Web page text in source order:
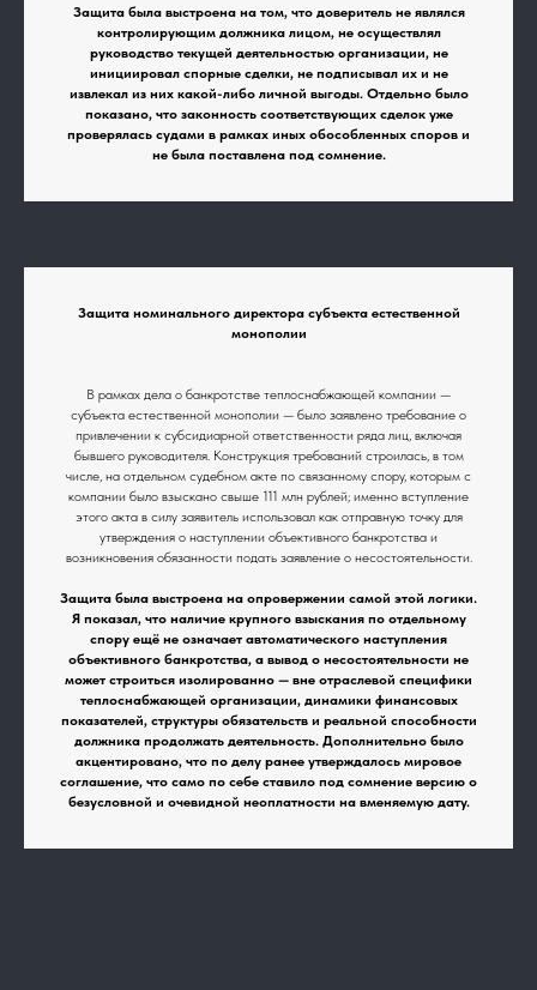
Защита была выстроена на том, что доверитель не являлся
контролирующим должника лицом, не осуществлял
руководство текущей деятельностью организации, не
инициировал спорные сделки, не подписывал их и не
извлекал из них какой-либо личной выгоды. Отдельно было
показано, что законность соответствующих сделок уже
проверялась судами в рамках иных обособленных споров и
не была поставлена под сомнение.
Защита номинального директора субъекта естественной
монополии
В рамках дела о банкротстве теплоснабжающей компании —
субъекта естественной монополии — было заявлено требование о
привлечении к субсидиарной ответственности ряда лиц, включая
бывшего руководителя. Конструкция требований строилась, в том
числе, на отдельном судебном акте по связанному спору, которым с
компании было взыскано свыше 111 млн рублей; именно вступление
этого акта в силу заявитель использовал как отправную точку для
утверждения о наступлении объективного банкротства и
возникновения обязанности подать заявление о несостоятельности.
Защита была выстроена на опровержении самой этой логики.
Я показал, что наличие крупного взыскания по отдельному
спору ещё не означает автоматического наступления
объективного банкротства, а вывод о несостоятельности не
может строиться изолированно — вне отраслевой специфики
теплоснабжающей организации, динамики финансовых
показателей, структуры обязательств и реальной способности
должника продолжать деятельность. Дополнительно было
акцентировано, что по делу ранее утверждалось мировое
соглашение, что само по себе ставило под сомнение версию о
безусловной и очевидной неоплатности на вменяемую дату.